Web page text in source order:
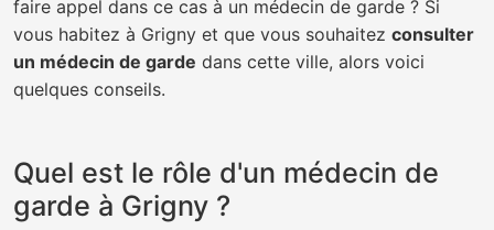
faire appel dans ce cas à un médecin de garde ? Si
vous habitez à Grigny et que vous souhaitez consulter
un médecin de garde dans cette ville, alors voici
quelques conseils.
Quel est le rôle d'un médecin de
garde à Grigny ?